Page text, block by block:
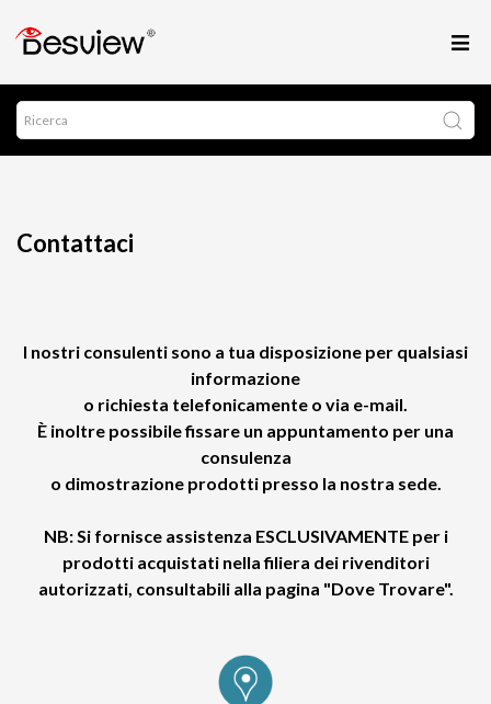
Contattaci
I nostri consulenti sono a tua disposizione per qualsiasi
informazione
o richiesta telefonicamente o via e-mail.
È inoltre possibile fissare un appuntamento per una
consulenza
o dimostrazione prodotti presso la nostra sede.
NB: Si fornisce assistenza ESCLUSIVAMENTE per i
prodotti acquistati nella filiera dei rivenditori
autorizzati, consultabili alla pagina "Dove Trovare".